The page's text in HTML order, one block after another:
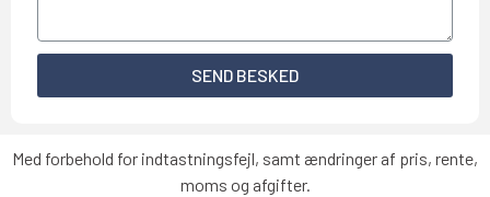
SEND BESKED
Med forbehold for indtastningsfejl, samt ændringer af pris, rente,
moms og afgifter.